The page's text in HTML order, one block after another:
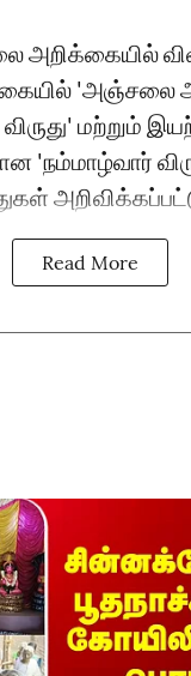
அறிக்கையில்
'அஞ்சலை
விருது' மற்றும்
'நம்மாழ்வார்
Read More